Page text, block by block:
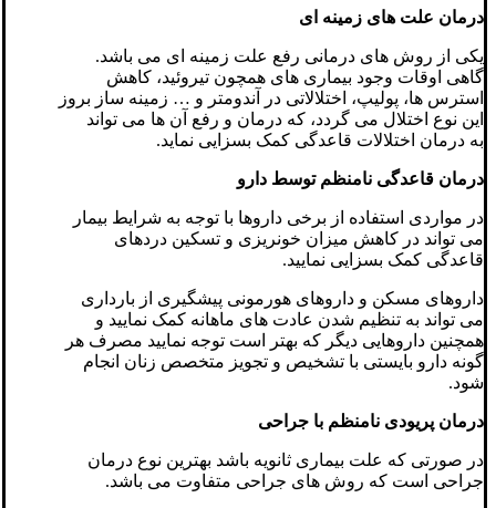
درمان علت های زمینه ای
یکی از روش های درمانی رفع علت زمینه ای می باشد.
گاهی اوقات وجود بیماری های همچون تیروئید، کاهش
استرس ها، پولیپ، اختلالاتی در آندومتر و … زمینه ساز بروز
این نوع اختلال می گردد، که درمان و رفع آن ها می تواند
به درمان اختلالات قاعدگی کمک بسزایی نماید.
درمان قاعدگی نامنظم توسط دارو
در مواردی استفاده از برخی داروها با توجه به شرایط بیمار
می تواند در کاهش میزان خونریزی و تسکین دردهای
قاعدگی کمک بسزایی نمایید.
داروهای مسکن و داروهای هورمونی پیشگیری از بارداری
می تواند به تنظیم شدن عادت های ماهانه کمک نمایید و
همچنین داروهایی دیگر که بهتر است توجه نمایید مصرف هر
گونه دارو بایستی با تشخیص و تجویز متخصص زنان انجام
شود.
درمان پریودی نامنظم با جراحی
در صورتی که علت بیماری ثانویه باشد بهترین نوع درمان
جراحی است که روش های جراحی متفاوت می باشد.